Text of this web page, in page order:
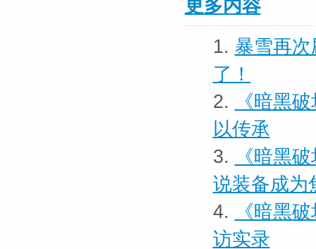
更多内容
1. 暴雪再
了！
2.
《暗黑
以传承
3.
《暗黑
说装备成为
4.
《暗黑
访实录